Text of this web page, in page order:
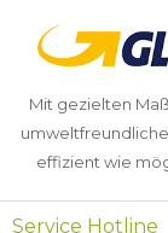
Mit gezielten
effizient wie
Service Hotline